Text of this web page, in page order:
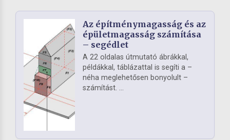
Az építménymagasság és az
épületmagasság számítása
– segédlet
A 22 oldalas útmutató ábrákkal,
példákkal, táblázattal is segíti a –
néha meglehetősen bonyolult –
számítást. ...